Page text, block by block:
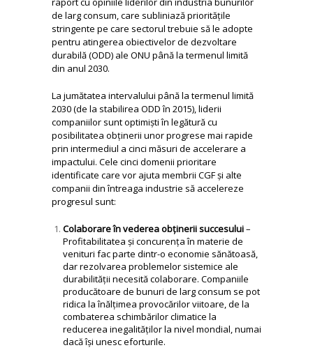
de larg consum, care subliniază prioritățile
stringente pe care sectorul trebuie să le adopte
pentru atingerea obiectivelor de dezvoltare
durabilă (ODD) ale ONU până la termenul limită
din anul 2030.
La jumătatea intervalului până la termenul limită
2030 (de la stabilirea ODD în 2015), liderii
companiilor sunt optimiști în legătură cu
posibilitatea obținerii unor progrese mai rapide
prin intermediul a cinci măsuri de accelerare a
impactului. Cele cinci domenii prioritare
identificate care vor ajuta membrii CGF și alte
companii din întreaga industrie să accelereze
progresul sunt:
Colaborare în vederea obținerii succesului–
Profitabilitatea și concurența în materie de
venituri fac parte dintr-o economie sănătoasă,
dar rezolvarea problemelor sistemice ale
durabilității necesită colaborare. Companiile
producătoare de bunuri de larg consum se pot
ridica la înălțimea provocărilor viitoare, de la
combaterea schimbărilor climatice la
reducerea inegalităților la nivel mondial, numai
dacă își unesc eforturile.